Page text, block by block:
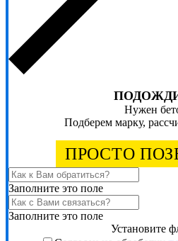
Нужен
Подберем марку,
ПРОСТО
Заполните это поле
Заполните это поле
Установите